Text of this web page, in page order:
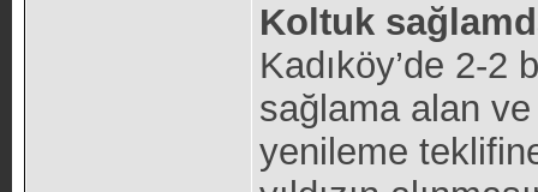
Koltuk
Kadıköy’de 2-
sağlama alan
yenileme